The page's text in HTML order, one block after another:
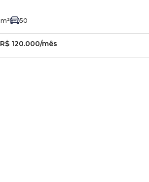
m² 50
R$ 120.000/mês